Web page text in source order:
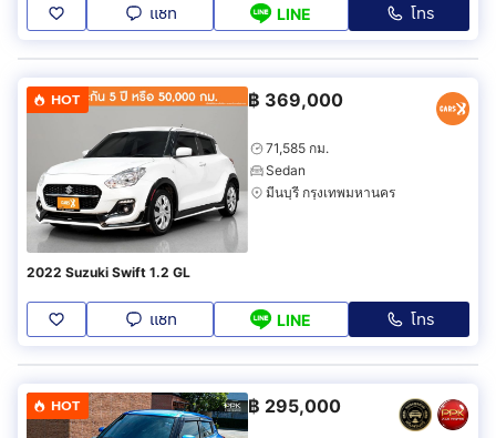
แชท LINE โทร
HOT ฿ 369,000
71,585 กม.
Sedan
มีนบุรี กรุงเทพมหานคร
2022 Suzuki Swift 1.2 GL
แชท LINE โทร
HOT ฿ 295,000